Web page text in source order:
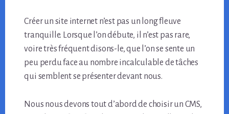
Créer un site internet n’est pas un long fleuve
tranquille. Lorsque l’on débute, il n’est pas rare,
voire très fréquent disons-le, que l’on se sente un
peu perdu face au nombre incalculable de tâches
qui semblent se présenter devant nous.
Nous nous devons tout d’abord de choisir un CMS,